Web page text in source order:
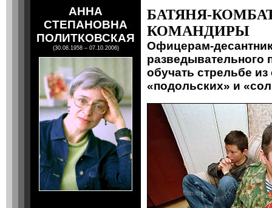
АННА
СТЕПАНОВНА
ПОЛИТКОВСКАЯ
(30.08.1958 – 07.10.2006)
БАТЯНЯ-
КОМАНДИРЫ
Офицерам-
разведывательного
обучать стрельбе
«подольских» и